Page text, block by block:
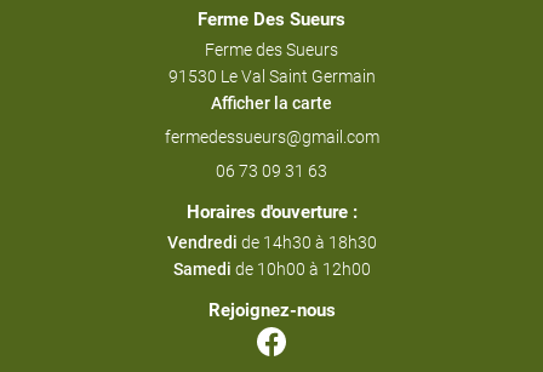
Ferme Des Sueurs
Ferme des Sueurs
91530 Le Val Saint Germain
Afficher la carte
06 73 09 31 63
Horaires d'ouverture :
Vendredi de 14h30 à 18h30
Samedi de 10h00 à 12h00
Rejoignez-nous